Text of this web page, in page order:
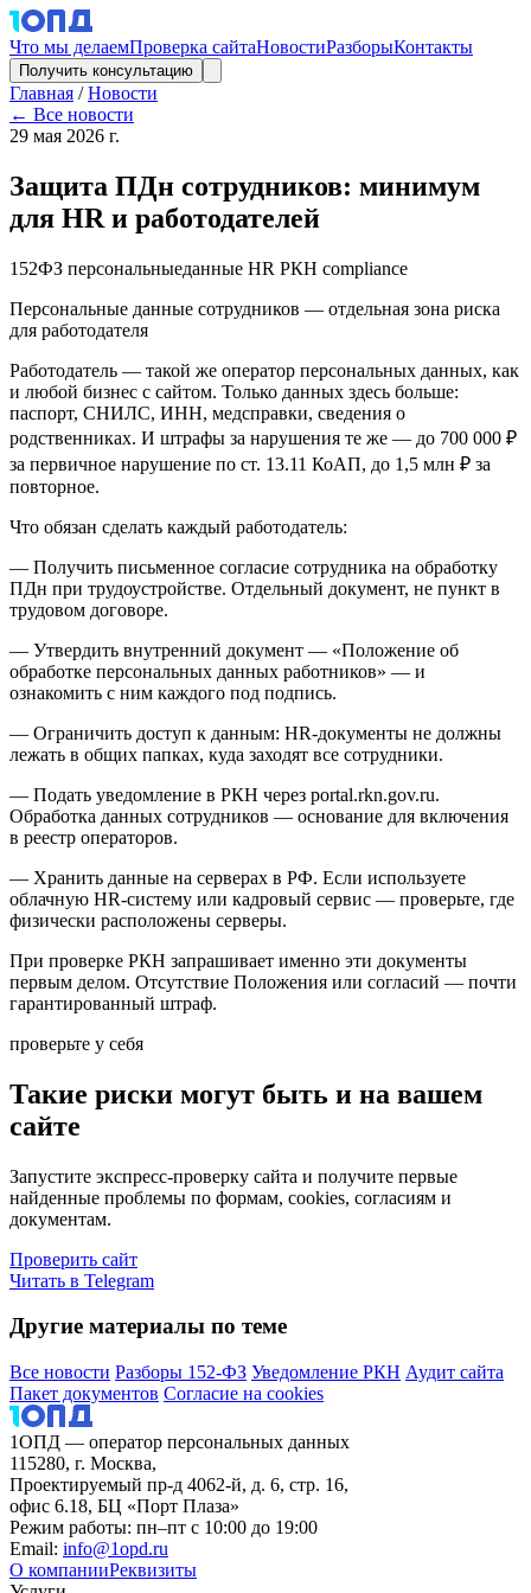
Что мы делаемПроверка сайтаНовостиРазборыКонтакты
Получить консультацию
Главная / Новости
← Все новости
29 мая 2026 г.
Защита ПДн сотрудников: минимум
для HR и работодателей
152ФЗ персональныеданные HR РКН compliance
Персональные данные сотрудников — отдельная зона риска
для работодателя
Работодатель — такой же оператор персональных данных, как
и любой бизнес с сайтом. Только данных здесь больше:
паспорт, СНИЛС, ИНН, медсправки, сведения о
родственниках. И штрафы за нарушения те же — до 700 000 ₽
за первичное нарушение по ст. 13.11 КоАП, до 1,5 млн ₽ за
повторное.
Что обязан сделать каждый работодатель:
— Получить письменное согласие сотрудника на обработку
ПДн при трудоустройстве. Отдельный документ, не пункт в
трудовом договоре.
— Утвердить внутренний документ — «Положение об
обработке персональных данных работников» — и
ознакомить с ним каждого под подпись.
— Ограничить доступ к данным: HR-документы не должны
лежать в общих папках, куда заходят все сотрудники.
— Подать уведомление в РКН через portal.rkn.gov.ru.
Обработка данных сотрудников — основание для включения
в реестр операторов.
— Хранить данные на серверах в РФ. Если используете
облачную HR-систему или кадровый сервис — проверьте, где
физически расположены серверы.
При проверке РКН запрашивает именно эти документы
первым делом. Отсутствие Положения или согласий — почти
гарантированный штраф.
проверьте у себя
Такие риски могут быть и на вашем
сайте
Запустите экспресс-проверку сайта и получите первые
найденные проблемы по формам, cookies, согласиям и
документам.
Проверить сайт
Читать в Telegram
Другие материалы по теме
Все новости Разборы 152-ФЗ Уведомление РКН Аудит сайта
Пакет документов Согласие на cookies
1ОПД — оператор персональных данных
115280, г. Москва,
Проектируемый пр-д 4062-й, д. 6, стр. 16,
офис 6.18, БЦ «Порт Плаза»
Режим работы: пн–пт с 10:00 до 19:00
Email: info@1opd.ru
О компанииРеквизиты